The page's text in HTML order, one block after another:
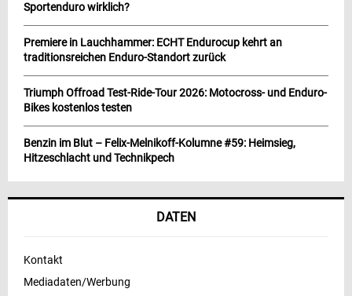
Sportenduro wirklich?
Premiere in Lauchhammer: ECHT Endurocup kehrt an
traditionsreichen Enduro-Standort zurück
Triumph Offroad Test-Ride-Tour 2026: Motocross- und Enduro-
Bikes kostenlos testen
Benzin im Blut – Felix-Melnikoff-Kolumne #59: Heimsieg,
Hitzeschlacht und Technikpech
DATEN
Kontakt
Mediadaten/Werbung